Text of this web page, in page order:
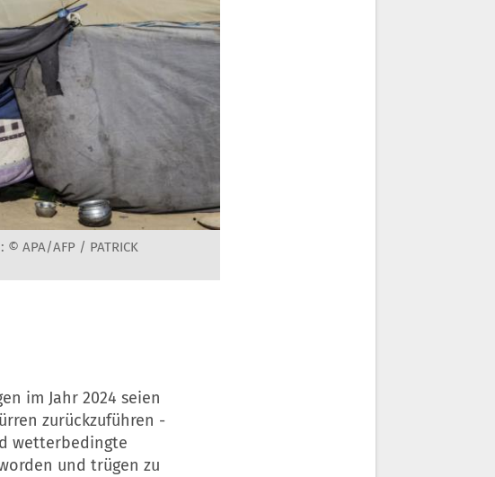
© APA/AFP / PATRICK
im Jahr 2024 seien
zurückzuführen -
wetterbedingte
und trügen zu